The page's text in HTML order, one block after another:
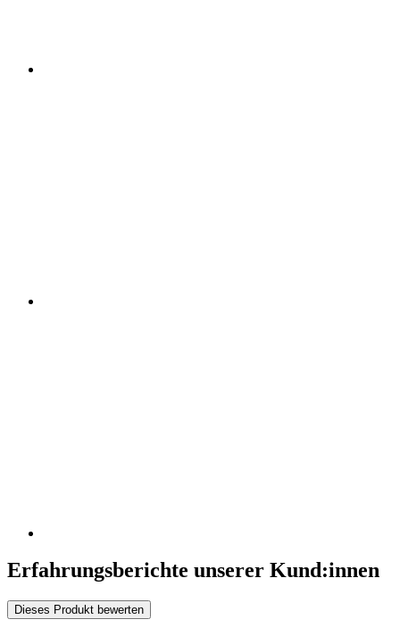
Erfahrungsberichte unserer Kund:innen
Dieses Produkt bewerten